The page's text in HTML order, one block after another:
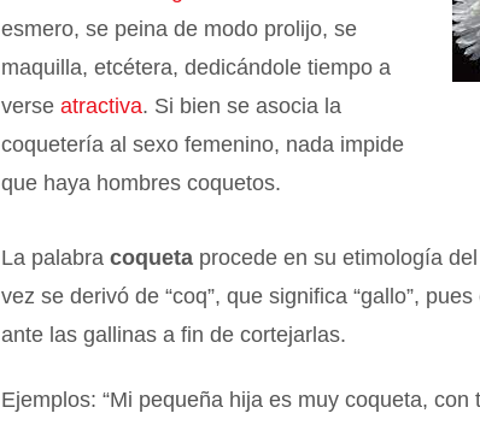
esmero, se peina de modo prolijo, se
maquilla, etcétera, dedicándole tiempo a
verseatractiva. Si bien se asocia la
coquetería al sexo femenino, nada impide
que haya hombres coquetos.
La palabracoqueta procede en su etimología
vez se derivó de “coq”, que significa “gallo”,
ante las gallinas a fin de cortejarlas.
Ejemplos: “Mi pequeña hija es muy coqueta,